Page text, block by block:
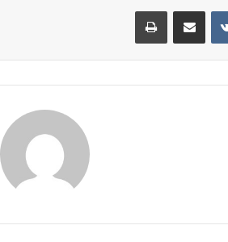
اشتراک گذاری از طریق ایمیل چاپ